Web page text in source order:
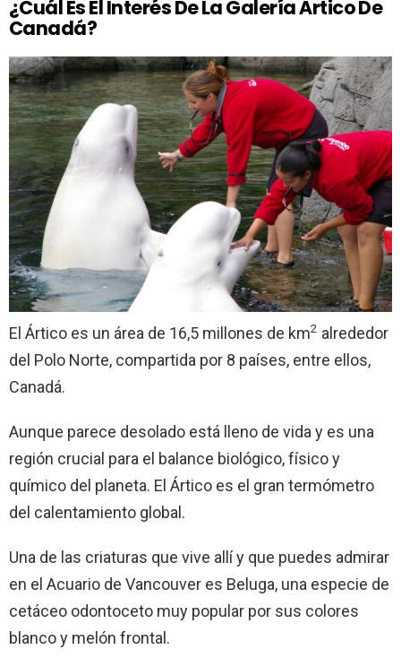
¿Cuál Es El Interés De La Galería Ártico De
Canadá?
El Ártico es un área de 16,5 millones de km2 alrededor
del Polo Norte, compartida por 8 países, entre ellos,
Canadá.
Aunque parece desolado está lleno de vida y es una
región crucial para el balance biológico, físico y
químico del planeta. El Ártico es el gran termómetro
del calentamiento global.
Una de las criaturas que vive allí y que puedes admirar
en el Acuario de Vancouver es Beluga, una especie de
cetáceo odontoceto muy popular por sus colores
blanco y melón frontal.